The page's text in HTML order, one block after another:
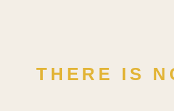
THERE IS